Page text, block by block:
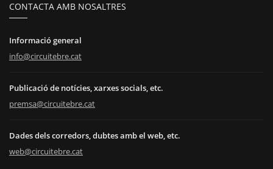
CONTACTA AMB NOSALTRES
Informació general
info@circuitebre.cat
Publicació de notícies, xarxes socials, etc.
premsa@circuitebre.cat
Dades dels corredors, dubtes amb el web, etc.
web@circuitebre.cat